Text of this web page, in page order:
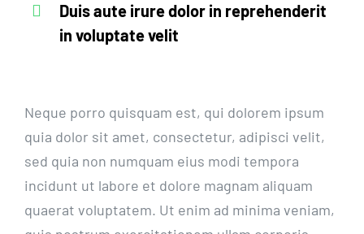
Duis aute irure dolor in reprehenderit
in voluptate velit
Neque porro quisquam est, qui dolorem ipsum
quia dolor sit amet, consectetur, adipisci velit,
sed quia non numquam eius modi tempora
incidunt ut labore et dolore magnam aliquam
quaerat voluptatem. Ut enim ad minima veniam,